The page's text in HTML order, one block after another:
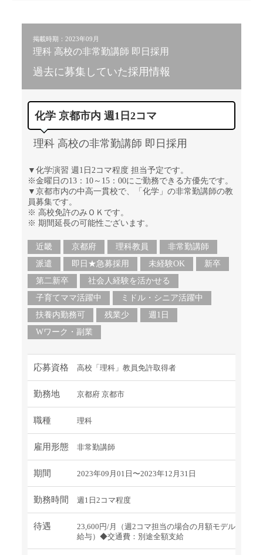
掲載時期：2023年09月
理科 高校の非常勤講師 即日採用
過去に募集していた採用情報
化学 京都市内 週1日2コマ
理科 高校の非常勤講師 即日採用
▼化学演習 週1日2コマ程度 担当予定です。
※金曜日の13：10～15：00にご勤務できる方優先です。
▼京都市内の中高一貫校で、「化学」の非常勤講師の教
員募集です。
※ 高校免許のみＯＫです。
※ 期間延長の可能性ございます。
近畿 京都府 理科教員
非常勤講師
派遣
即日★急募採用 未経験OK
新卒
第二新卒
社会人経験を活かせる
子育てママ活躍中
ミドル・シニア活躍中
扶養内勤務可
残業少
週1日
Wワーク・副業
応募資格 高校「理科」教員免許取得者
勤務地 京都府 京都市
職種 理科
雇用形態 非常勤講師
期間 2023年09月01日〜2023年12月31日
勤務時間 週1日2コマ程度
待遇
23,600円/月（週2コマ担当の場合の月額モデル
給与）◆交通費：別途全額支給